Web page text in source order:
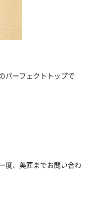
パーフェクトトップで
度、美匠までお問い合わ